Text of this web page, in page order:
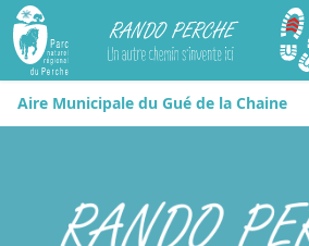
Rando Perche
Aire Municipale du Gué de la Chaine